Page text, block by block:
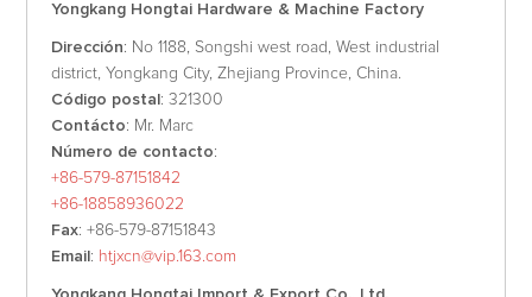
Yongkang Hongtai Hardware & Machine Factory
Dirección: No 1188, Songshi west road, West industrial
district, Yongkang City, Zhejiang Province, China.
Código postal : 321300
Contácto: Mr. Marc
Número de contacto:
+86-579-87151842
+86-18858936022
Fax: +86-579-87151843
Email : htjxcn@vip.163.com